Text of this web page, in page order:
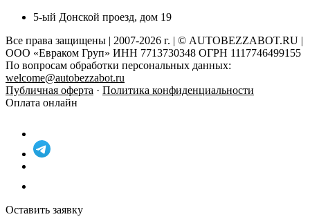
5-ый Донской проезд, дом 19
Все права защищены | 2007-2026 г. | © AUTOBEZZABOT.RU |
ООО «Евраком Груп» ИНН 7713730348 ОГРН 1117746499155
По вопросам обработки персональных данных:
welcome@autobezzabot.ru
Публичная оферта · Политика конфиденциальности
Оплата онлайн
Оставить заявку